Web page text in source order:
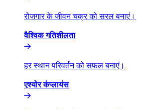
रोज़गार के जीवन चक्र को सरल बनाएं।​​
वैश्विक गतिशीलता​​
हर स्थान परिवर्तन को सफल बनाएं।​​
एश्योर कंप्लायंस​​